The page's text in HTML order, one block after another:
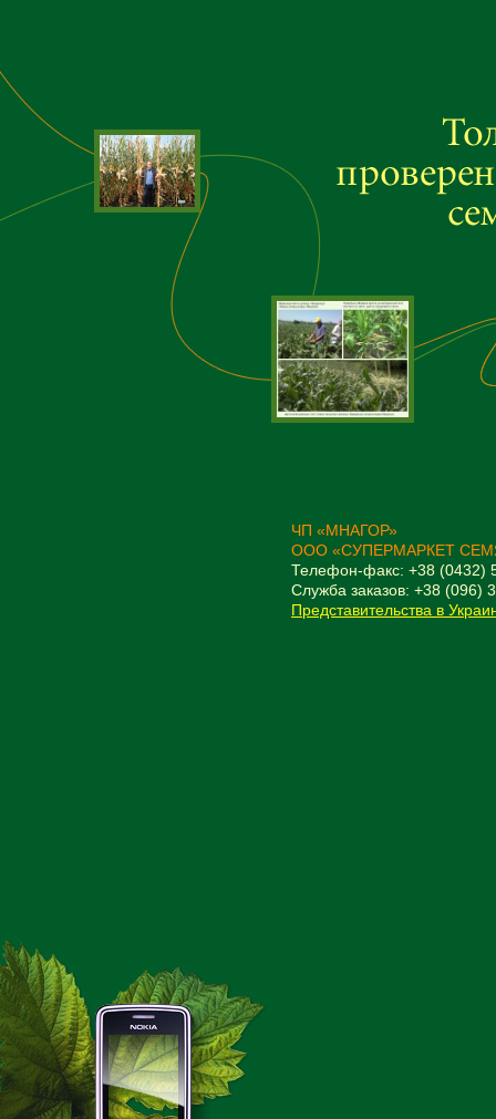
ЧП «МНАГОР»
ООО «СУПЕРМАРКЕТ
Телефон-факс: +38 (0432)
Служба заказов: +38 (096)
Представительства в